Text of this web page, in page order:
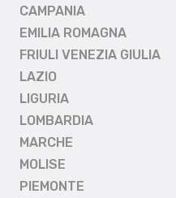
CAMPANIA
EMILIA ROMAGNA
FRIULI VENEZIA GIULIA
LAZIO
LIGURIA
LOMBARDIA
MARCHE
MOLISE
PIEMONTE